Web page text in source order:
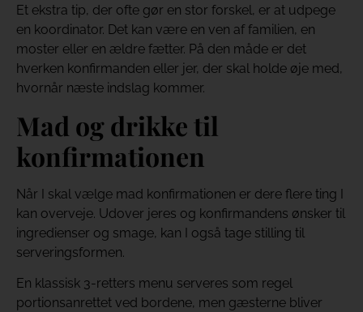
Et ekstra tip, der ofte gør en stor forskel, er at udpege
en koordinator. Det kan være en ven af familien, en
moster eller en ældre fætter. På den måde er det
hverken konfirmanden eller jer, der skal holde øje med,
hvornår næste indslag kommer.
Mad og drikke til
konfirmationen
Når I skal vælge mad konfirmationen er dere flere ting I
kan overveje. Udover jeres og konfirmandens ønsker til
ingredienser og smage, kan I også tage stilling til
serveringsformen.
En klassisk 3-retters menu serveres som regel
portionsanrettet ved bordene, men gæsterne bliver